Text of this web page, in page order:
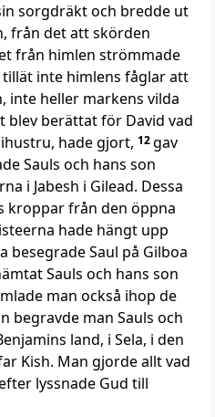
sorgdräkt och bredde ut
från det att skörden
från himlen strömmade
inte himlens fåglar att
inte heller markens vilda
blev berättat för David vad
hade gjort, 12gav
Sauls och hans son
i Jabesh i Gilead. Dessa
kroppar från den öppna
hade hängt upp
besegrade Saul på Gilboa
Sauls och hans son
man också ihop de
begravde man Sauls och
land, i Sela, i den
Kish. Man gjorde allt vad
lyssnade Gud till